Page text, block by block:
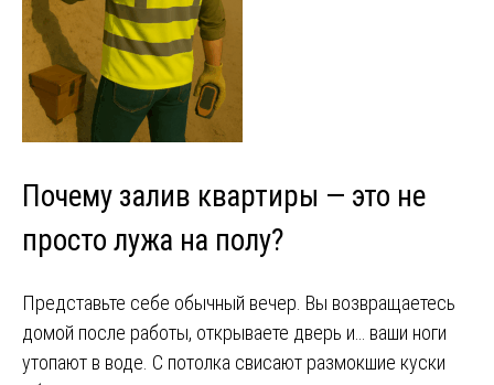
Почему залив квартиры — это не
просто лужа на полу?
Представьте себе обычный вечер. Вы возвращаетесь
домой после работы, открываете дверь и… ваши ноги
утопают в воде. С потолка свисают размокшие куски